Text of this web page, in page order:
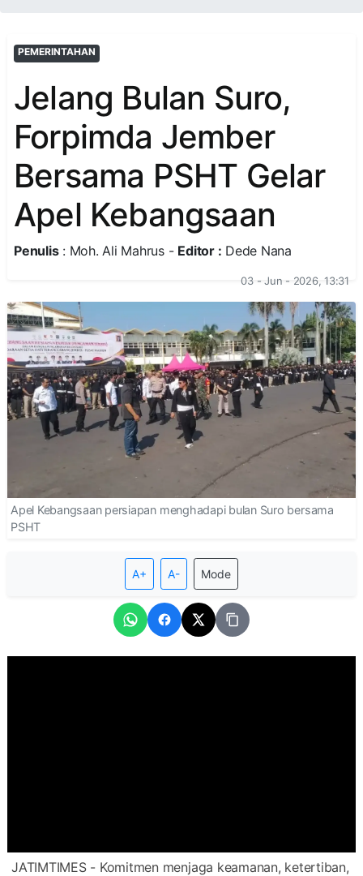
PEMERINTAHAN
Jelang Bulan Suro,
Forpimda Jember
Bersama PSHT Gelar
Apel Kebangsaan
Penulis: Moh. Ali Mahrus - Editor : Dede Nana
03 - Jun - 2026, 13:31
Apel Kebangsaan persiapan menghadapi bulan Suro bersama
PSHT
A+ A- Mode
JATIMTIMES - Komitmen menjaga keamanan, ketertiban,